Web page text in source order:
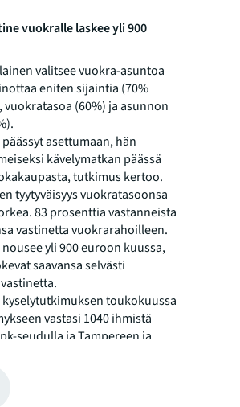
vuokralle laskee yli 900
valitsee vuokra-asuntoa
eniten sijaintia (70%
vuokratasoa (60%) ja asunnon
asettumaan, hän
kävelymatkan päässä
tutkimus kertoo.
tyytyväisyys vuokratasoonsa
83 prosenttia vastanneista
vastinetta vuokrarahoilleen.
yli 900 euroon kuussa,
saavansa selvästi
toukokuussa
vastasi 1040 ihmistä
seudulla ja Tampereen ja
Tutkimuksen otos vastaa
Suomen kasvukeskusten